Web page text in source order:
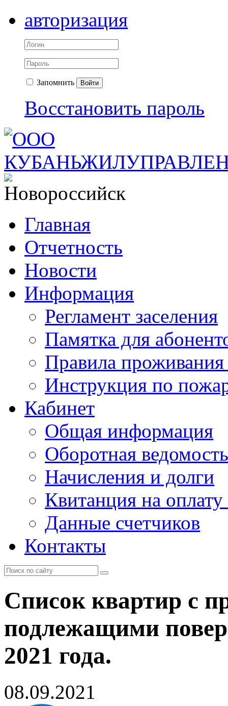
авторизация
Запомнить Войти
Восстановить пароль
Главная
Отчетность
Новости
Информация
Регламент заселения
Памятка для
Правила
Инструкция по
Кабинет
Общая информация
Оборотная ведомость
Начисления и долги
Квитанция на
Данные счетчиков
Контакты
Список квартир с
подлежащими
2021 года.
08.09.2021